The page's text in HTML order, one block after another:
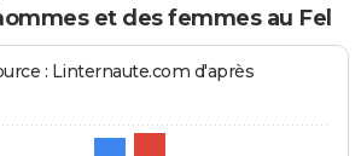
et des femmes au Fel
: Linternaute.com d'après